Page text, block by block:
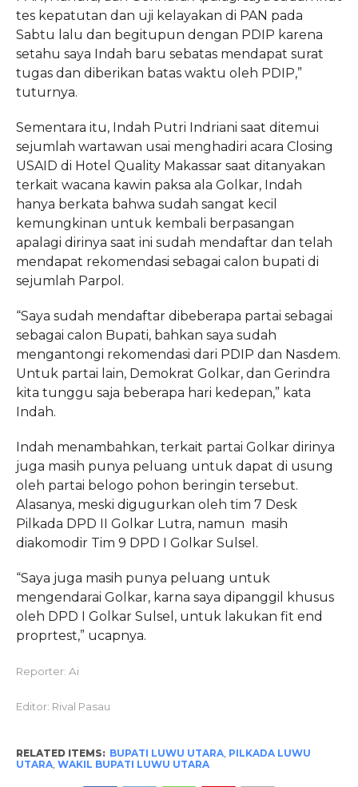
tes kepatutan dan uji kelayakan di PAN pada
Sabtu lalu dan begitupun dengan PDIP karena
setahu saya Indah baru sebatas mendapat surat
tugas dan diberikan batas waktu oleh PDIP,”
tuturnya.
Sementara itu, Indah Putri Indriani saat ditemui
sejumlah wartawan usai menghadiri acara Closing
USAID di Hotel Quality Makassar saat ditanyakan
terkait wacana kawin paksa ala Golkar, Indah
hanya berkata bahwa sudah sangat kecil
kemungkinan untuk kembali berpasangan
apalagi dirinya saat ini sudah mendaftar dan telah
mendapat rekomendasi sebagai calon bupati di
sejumlah Parpol.
“Saya sudah mendaftar dibeberapa partai sebagai
sebagai calon Bupati, bahkan saya sudah
mengantongi rekomendasi dari PDIP dan Nasdem.
Untuk partai lain, Demokrat Golkar, dan Gerindra
kita tunggu saja beberapa hari kedepan,” kata
Indah.
Indah menambahkan, terkait partai Golkar dirinya
juga masih punya peluang untuk dapat di usung
oleh partai belogo pohon beringin tersebut.
Alasanya, meski digugurkan oleh tim 7 Desk
Pilkada DPD II Golkar Lutra, namun masih
diakomodir Tim 9 DPD I Golkar Sulsel.
“Saya juga masih punya peluang untuk
mengendarai Golkar, karna saya dipanggil khusus
oleh DPD I Golkar Sulsel, untuk lakukan fit end
proprtest,” ucapnya.
Reporter: Ai
Editor: Rival Pasau
RELATED ITEMS: BUPATI LUWU UTARA, PILKADA LUWU
UTARA, WAKIL BUPATI LUWU UTARA